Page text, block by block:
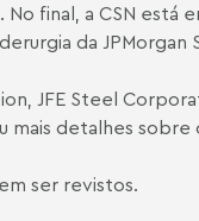
final, a CSN
da JPMorgan
JFE Steel
mais detalhes sobre
ser revistos.